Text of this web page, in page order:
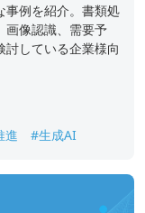
事例を紹介。書類処
画像認識、需要予
している企業様向
進 #生成AI